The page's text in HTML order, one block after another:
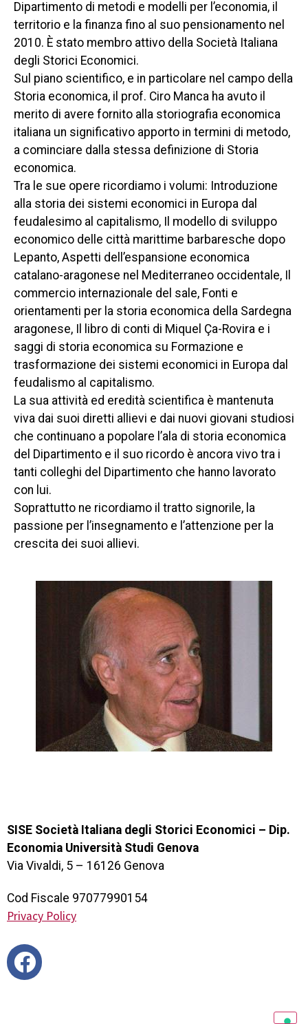
Dipartimento di metodi e modelli per l’economia, il
territorio e la finanza fino al suo pensionamento nel
2010. È stato membro attivo della Società Italiana
degli Storici Economici.
Sul piano scientifico, e in particolare nel campo della
Storia economica, il prof. Ciro Manca ha avuto il
merito di avere fornito alla storiografia economica
italiana un significativo apporto in termini di metodo,
a cominciare dalla stessa definizione di Storia
economica.
Tra le sue opere ricordiamo i volumi: Introduzione
alla storia dei sistemi economici in Europa dal
feudalesimo al capitalismo, Il modello di sviluppo
economico delle città marittime barbaresche dopo
Lepanto, Aspetti dell’espansione economica
catalano-aragonese nel Mediterraneo occidentale, Il
commercio internazionale del sale, Fonti e
orientamenti per la storia economica della Sardegna
aragonese, Il libro di conti di Miquel Ça-Rovira e i
saggi di storia economica su Formazione e
trasformazione dei sistemi economici in Europa dal
feudalismo al capitalismo.
La sua attività ed eredità scientifica è mantenuta
viva dai suoi diretti allievi e dai nuovi giovani studiosi
che continuano a popolare l’ala di storia economica
del Dipartimento e il suo ricordo è ancora vivo tra i
tanti colleghi del Dipartimento che hanno lavorato
con lui.
Soprattutto ne ricordiamo il tratto signorile, la
passione per l’insegnamento e l’attenzione per la
crescita dei suoi allievi.
SISE Società Italiana degli Storici Economici – Dip.
Economia Università Studi Genova
Via Vivaldi, 5 – 16126 Genova
Cod Fiscale 97077990154
Privacy Policy